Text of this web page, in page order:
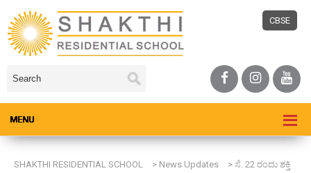
CBSE
SHAKTHI RESIDENTIAL SCHOOL > News Updates > ಸೆ. 22 ರಂದು ಶಕ್ತಿ